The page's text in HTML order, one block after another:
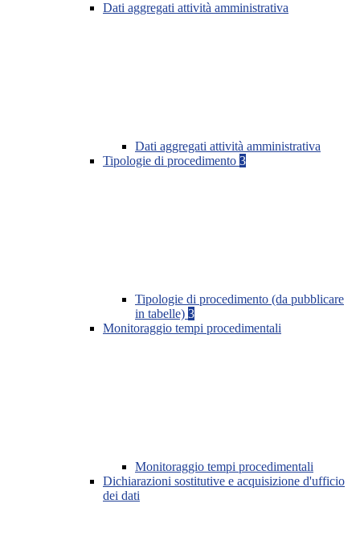
Dati aggregati attività amministrativa
Dati aggregati attività amministrativa
Tipologie di procedimento 3
Tipologie di procedimento (da pubblicare
in tabelle) 3
Monitoraggio tempi procedimentali
Monitoraggio tempi procedimentali
Dichiarazioni sostitutive e acquisizione d'ufficio
dei dati